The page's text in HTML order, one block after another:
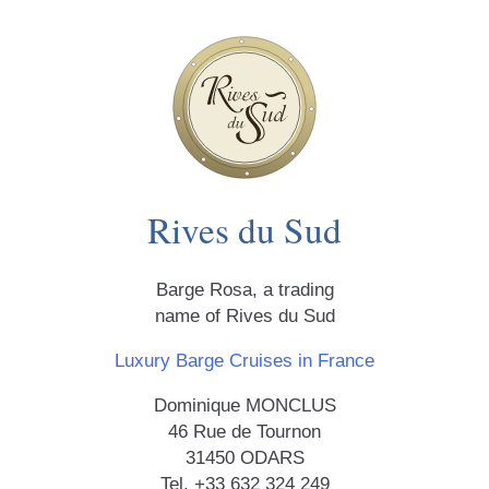
Rives du Sud
Barge Rosa, a trading
name of Rives du Sud
Luxury Barge Cruises in France
Dominique MONCLUS
46 Rue de Tournon
31450 ODARS
Tel. +33 632 324 249